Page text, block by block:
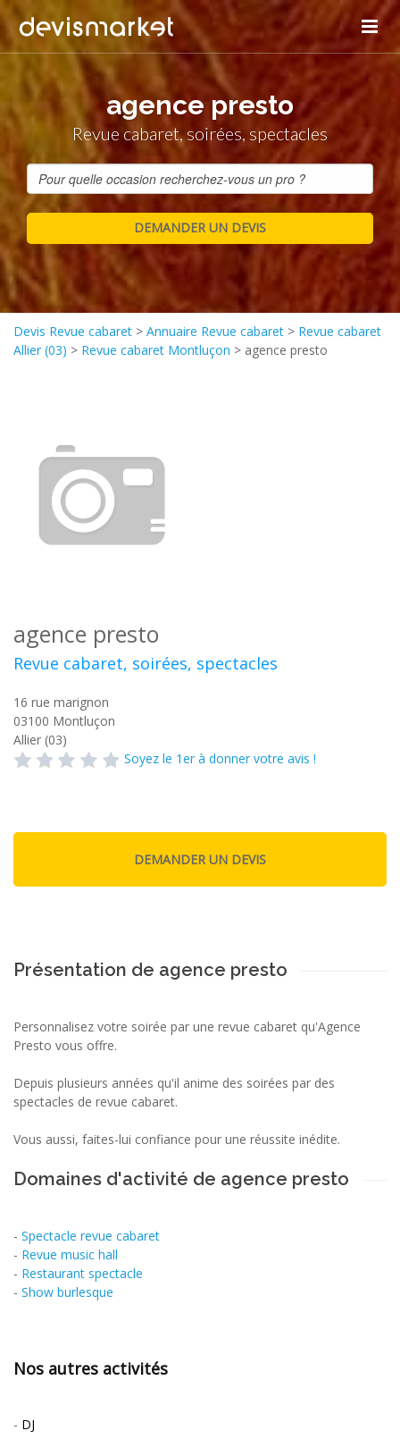
agence presto
Revue cabaret, soirées, spectacles
Devis Revue cabaret > Annuaire Revue cabaret > Revue cabaret
Allier (03) > Revue cabaret Montluçon > agence presto
agence presto
Revue cabaret, soirées, spectacles
16 rue marignon
03100 Montluçon
Allier (03)
Soyez le 1er à donner votre avis !
Présentation de agence presto
Personnalisez votre soirée par une revue cabaret qu'Agence
Presto vous offre.
Depuis plusieurs années qu'il anime des soirées par des
spectacles de revue cabaret.
Vous aussi, faites-lui confiance pour une réussite inédite.
Domaines d'activité de agence presto
- Spectacle revue cabaret
- Revue music hall
- Restaurant spectacle
- Show burlesque
Nos autres activités
- DJ